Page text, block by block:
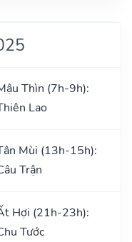
Thìn (7h-9h):
Lao
Mùi (13h-15h):
Trận
Hợi (21h-23h):
Tước